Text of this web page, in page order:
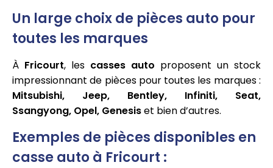
Un large choix de pièces auto pour
toutes les marques
À Fricourt, les casses auto proposent un stock
impressionnant de pièces pour toutes les marques :
Mitsubishi, Jeep, Bentley, Infiniti, Seat,
Ssangyong, Opel, Genesiset bien d’autres.
Exemples de pièces disponibles en
casse auto à Fricourt :